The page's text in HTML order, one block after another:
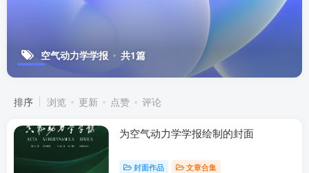
空气动力学学报 共1篇
排序 浏览 更新 点赞 评论
为空气动力学学报绘制的封面
封面作品 文章合集